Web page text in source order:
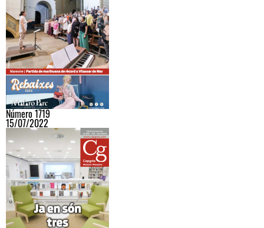
Número 1719
15/07/2022